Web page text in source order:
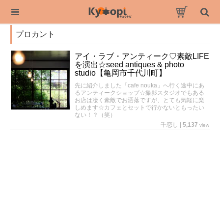
プロカント
アイ・ラブ・アンティーク♡素敵LIFE
を演出☆seed antiques & photo
studio【亀岡市千代川町】
先に紹介しました「cafe nouka」へ行く途中にあ
るアンティークショップ☆撮影スタジオでもある
お店は凄く素敵でお洒落ですが、とても気軽に楽
しめます☆カフェとセットで行かないともったい
ない！？（笑）
千恋し
5,137 view